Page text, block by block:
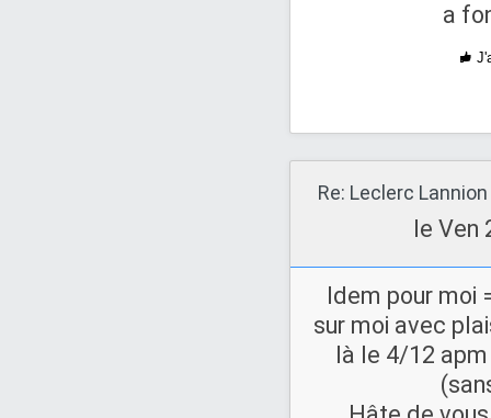
a
Re: Leclerc Lannion
le Ven
Idem pour moi
sur moi avec
là le 4/12